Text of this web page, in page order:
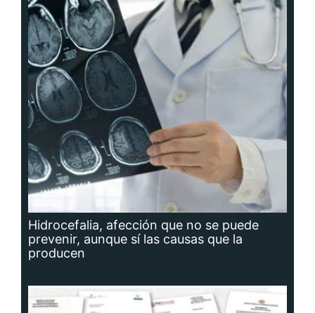
Hidrocefalia, afección que no se puede
prevenir, aunque sí las causas que la
producen